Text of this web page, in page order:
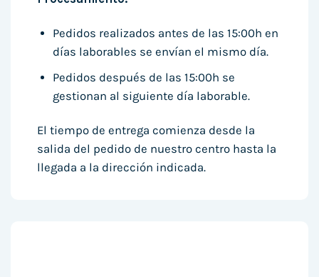
Pedidos realizados antes de las 15:00h en
días laborables se envían el mismo día.
Pedidos después de las 15:00h se
gestionan al siguiente día laborable.
El tiempo de entrega comienza desde la
salida del pedido de nuestro centro hasta la
llegada a la dirección indicada.